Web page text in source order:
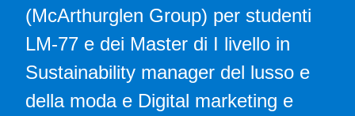
(McArthurglen Group) per studenti
LM-77 e dei Master di I livello in
Sustainability manager del lusso e
della moda e Digital marketing e